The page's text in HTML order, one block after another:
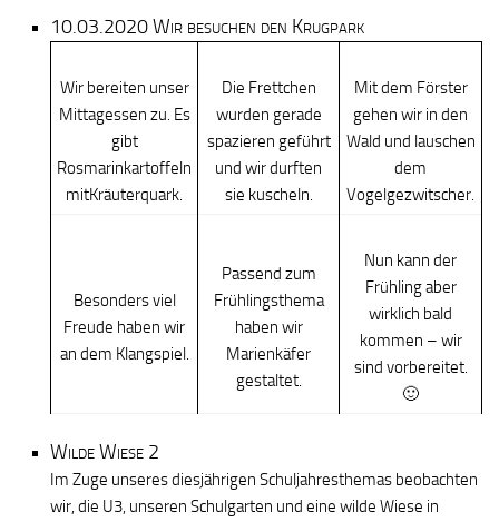
10.03.2020 Wir besuchen den Krugpark
Wir bereiten unser
Mittagessen zu. Es
gibt
Rosmarinkartoffeln
mitKräuterquark.
Die Frettchen
wurden gerade
spazieren geführt
und wir durften
sie kuscheln.
Mit dem Förster
gehen wir in den
Wald und lauschen
dem
Vogelgezwitscher.
Besonders viel
Freude haben wir
an dem Klangspiel.
Passend zum
Frühlingsthema
haben wir
Marienkäfer
gestaltet.
Nun kann der
Frühling aber
wirklich bald
kommen – wir
sind vorbereitet.
🙂
Wilde Wiese 2
Im Zuge unseres diesjährigen Schuljahresthemas beobachten
wir, die U3, unseren Schulgarten und eine wilde Wiese in